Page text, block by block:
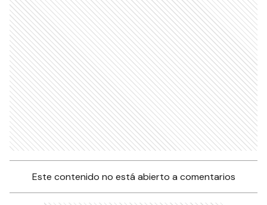
Este contenido no está abierto a comentarios